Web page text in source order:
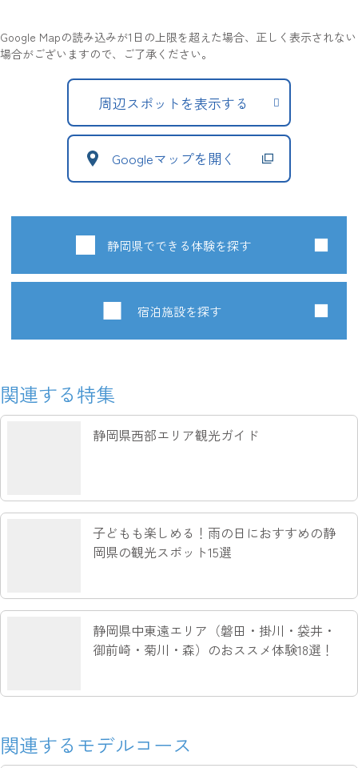
Google Mapの読み込みが1日の上限を超えた場合、正しく表示されない
場合がございますので、ご了承ください。
周辺スポットを表示する
Googleマップを開く
静岡県でできる体験を探す
宿泊施設を探す
関連する特集
静岡県西部エリア観光ガイド
子どもも楽しめる！雨の日におすすめの静
岡県の観光スポット15選
静岡県中東遠エリア（磐田・掛川・袋井・
御前崎・菊川・森）のおススメ体験18選！
関連するモデルコース